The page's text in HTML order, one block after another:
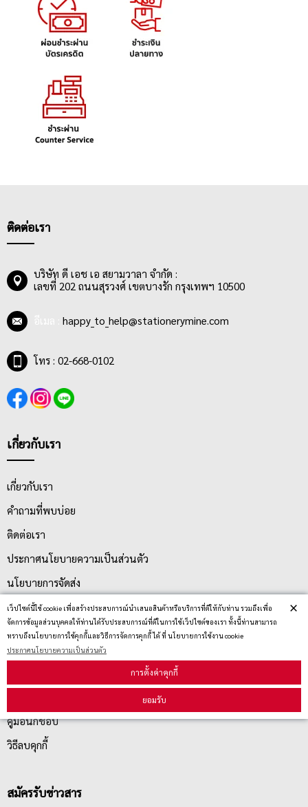
เว็ปไซต์นี้ใช้ cookie เพื่อสร้างประสบการณ์นำเสนอสินค้าหรือบริการที่ดีให้กับท่าน รวมถึงเพื่อ
จัดการข้อมูลส่วนบุคคลให้ท่านได้รับประสบการณ์ที่ดีในการใช้เว็ปไซต์ของเรา ทั้งนี้ท่านสามารถ
ทราบถึงนโยบายการใช้คุกกี้และวิธีการจัดการคุกกี้ ได้ ที่ นโยบายการใช้งาน cookie
ประกาศนโยบายความเป็นส่วนตัว
การตั้งค่าคุกกี้
ยอมรับ
×
ติดต่อเรา
บริษัท ดี เอช เอ สยามวาลา จำกัด :
เลขที่ 202 ถนนสุรวงศ์ เขตบางรัก กรุงเทพฯ 10500
happy_to_help@stationerymine.com
โทร : 02-668-0102
เกี่ยวกับเรา
เกี่ยวกับเรา
คำถามที่พบบ่อย
ติดต่อเรา
ประกาศนโยบายความเป็นส่วนตัว
นโยบายการจัดส่ง
นโยบายการเปลี่ยน/คืน สินค้า
บริการลูกค้า
คู่มือนักช้อป
วิธีลบคุกกี้
สมัครรับข่าวสาร